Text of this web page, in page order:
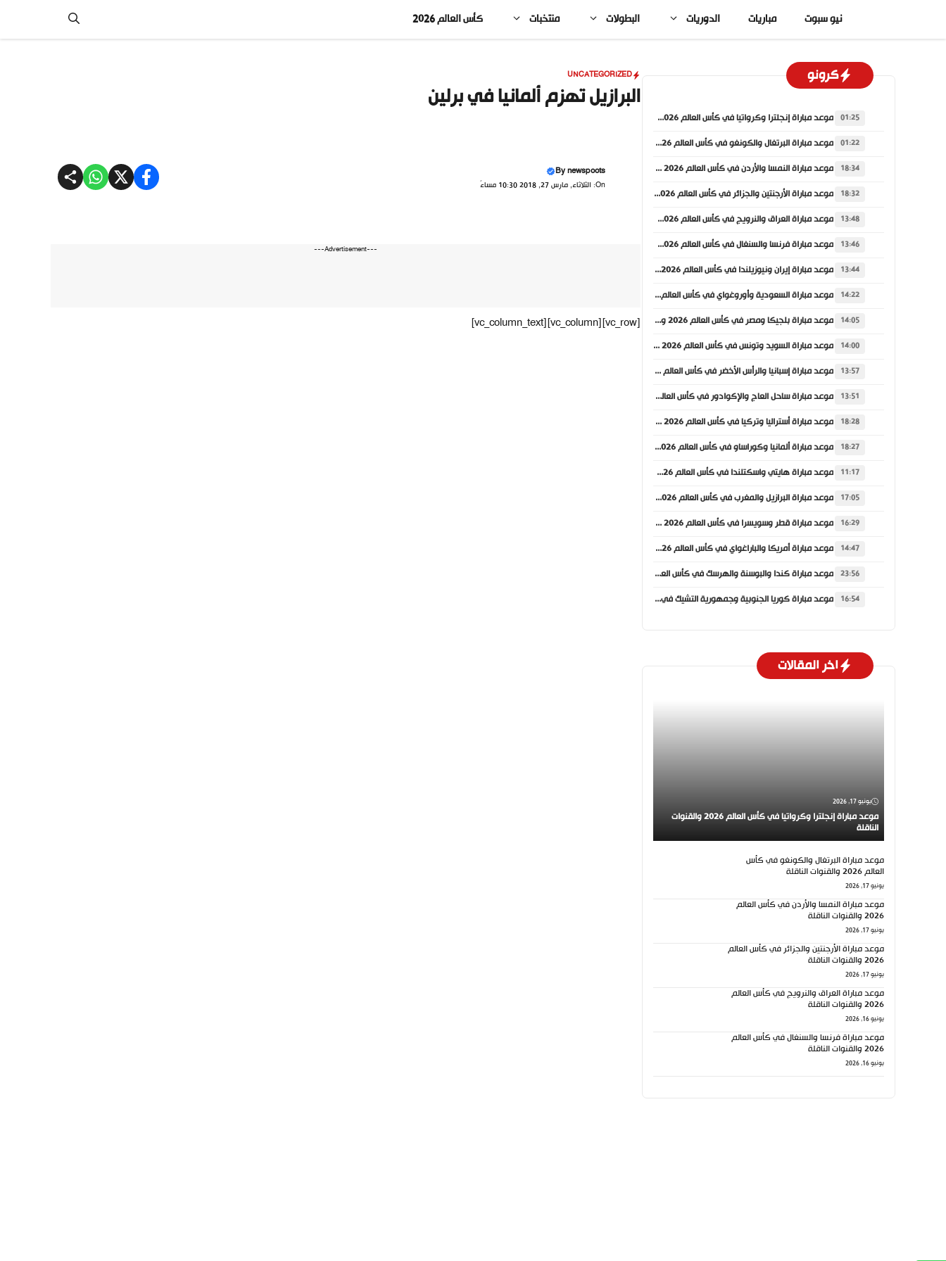
المحتوى
نيو سبوت مباريات الدوريات البطولات منتخبات كأس العالم 2026
UNCATEGORIZED
البرازيل تهزم ألمانيا في برلين
Bynewspoots
On: الثلاثاء, مارس 27, 2018 10:30 مساءً
---Advertisement---
[vc_row][vc_column][vc_column_text]
كرونو
01:25 موعد مباراة إنجلترا وكرواتيا في كأس العالم 2026 والقنوات الناقلة
01:22 موعد مباراة البرتغال والكونغو في كأس العالم 2026 والقنوات الناقلة
18:34 موعد مباراة النمسا والأردن في كأس العالم 2026 والقنوات الناقلة
18:32 موعد مباراة الأرجنتين والجزائر في كأس العالم 2026 والقنوات الناقلة
13:48 موعد مباراة العراق والنرويج في كأس العالم 2026 والقنوات الناقلة
13:46 موعد مباراة فرنسا والسنغال في كأس العالم 2026 والقنوات الناقلة
13:44 موعد مباراة إيران ونيوزيلندا في كأس العالم 2026 والقنوات الناقلة
14:22 موعد مباراة السعودية وأوروغواي في كأس العالم 2026 والقنوات الناقلة
14:05 موعد مباراة بلجيكا ومصر في كأس العالم 2026 والقنوات الناقلة
14:00 موعد مباراة السويد وتونس في كأس العالم 2026 والقنوات الناقلة
13:57 موعد مباراة إسبانيا والرأس الأخضر في كأس العالم 2026 والقنوات الناقلة
13:51 موعد مباراة ساحل العاج والإكوادور في كأس العالم 2026 والقنوات الناقلة
18:28 موعد مباراة أستراليا وتركيا في كأس العالم 2026 والقنوات الناقلة
18:27 موعد مباراة ألمانيا وكوراساو في كأس العالم 2026 والقنوات الناقلة
11:17 موعد مباراة هايتي واسكتلندا في كأس العالم 2026 والقنوات الناقلة
17:05 موعد مباراة البرازيل والمغرب في كأس العالم 2026 والقنوات الناقلة
16:29 موعد مباراة قطر وسويسرا في كأس العالم 2026 والقنوات الناقلة
14:47 موعد مباراة أمريكا والباراغواي في كأس العالم 2026 والقنوات الناقلة
23:56 موعد مباراة كندا والبوسنة والهرسك في كأس العالم 2026 والقنوات الناقلة
16:54 موعد مباراة كوريا الجنوبية وجمهورية التشيك في كأس العالم 2026 والقنوات الناقلة
اخر المقالات
يونيو 17, 2026
موعد مباراة إنجلترا وكرواتيا في كأس العالم 2026 والقنوات
الناقلة
موعد مباراة البرتغال والكونغو في كأس
العالم 2026 والقنوات الناقلة
يونيو 17, 2026
موعد مباراة النمسا والأردن في كأس العالم
2026 والقنوات الناقلة
يونيو 17, 2026
موعد مباراة الأرجنتين والجزائر في كأس العالم
2026 والقنوات الناقلة
يونيو 17, 2026
موعد مباراة العراق والنرويج في كأس العالم
2026 والقنوات الناقلة
يونيو 16, 2026
موعد مباراة فرنسا والسنغال في كأس العالم
2026 والقنوات الناقلة
يونيو 16, 2026